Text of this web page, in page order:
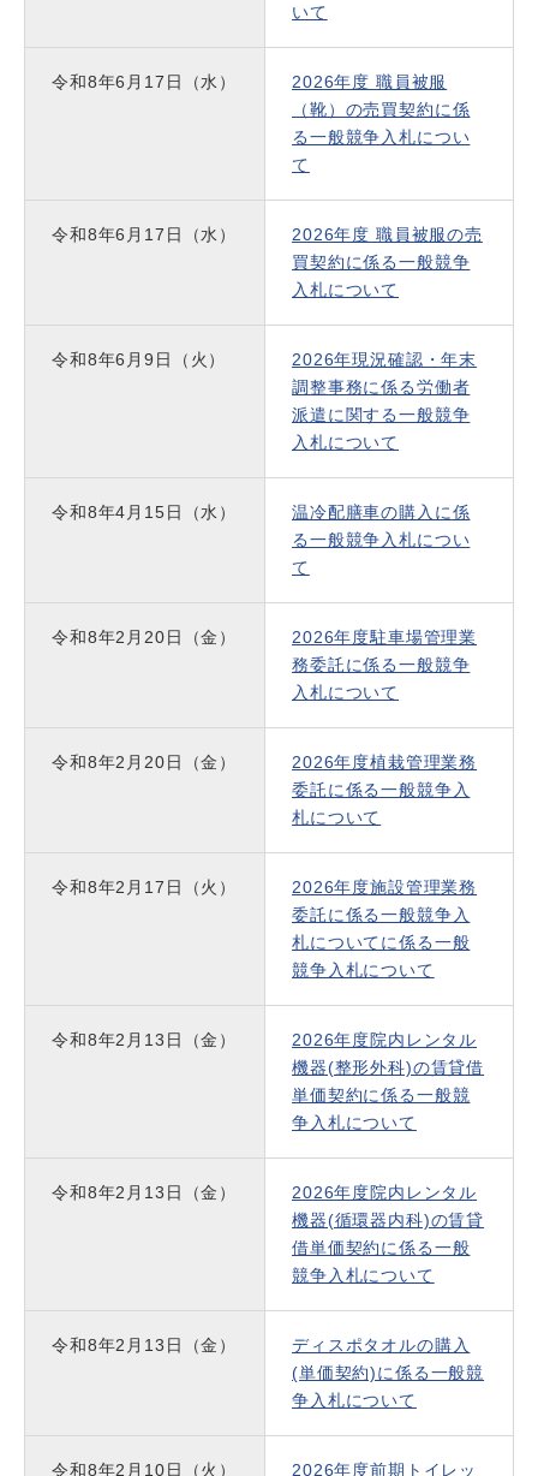
いて
令和8年6月17日（水）
2026年度 職員被服
（靴）の売買契約に係
る一般競争入札につい
て
令和8年6月17日（水）
2026年度 職員被服の売
買契約に係る一般競争
入札について
令和8年6月9日（火）
2026年現況確認・年末
調整事務に係る労働者
派遣に関する一般競争
入札について
令和8年4月15日（水）
温冷配膳車の購入に係
る一般競争入札につい
て
令和8年2月20日（金）
2026年度駐車場管理業
務委託に係る一般競争
入札について
令和8年2月20日（金）
2026年度植栽管理業務
委託に係る一般競争入
札について
令和8年2月17日（火）
2026年度施設管理業務
委託に係る一般競争入
札についてに係る一般
競争入札について
令和8年2月13日（金）
2026年度院内レンタル
機器(整形外科)の賃貸借
単価契約に係る一般競
争入札について
令和8年2月13日（金）
2026年度院内レンタル
機器(循環器内科)の賃貸
借単価契約に係る一般
競争入札について
令和8年2月13日（金）
ディスポタオルの購入
(単価契約)に係る一般競
争入札について
令和8年2月10日（火） 2026年度前期トイレッ